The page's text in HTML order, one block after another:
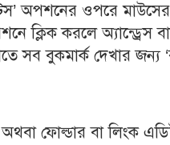
অপশনের ওপরে
ক্লিক করলে অ্যান্ড্রেস
সব বুকমার্ক দেখার জন্য
ফোল্ডার বা লিংক